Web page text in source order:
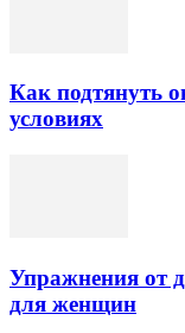
Как подтянуть
условиях
Упражнения от
для женщин